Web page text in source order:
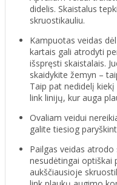
didelis. Skaistalus
skruostikauliu.
Kampuotas veidas
kartais gali atrodyti
išspręsti skaistalais.
skaidykite žemyn –
Taip pat nedidelį
link linijų, kur auga
Ovaliam veidui
galite tiesiog
Pailgas veidas
nesudėtingai optiškai
aukščiausioje